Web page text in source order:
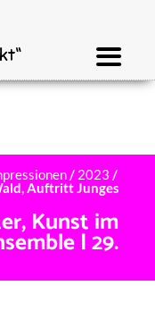
Kunst im
| 29.
/ 2023 /
Auftritt Junges